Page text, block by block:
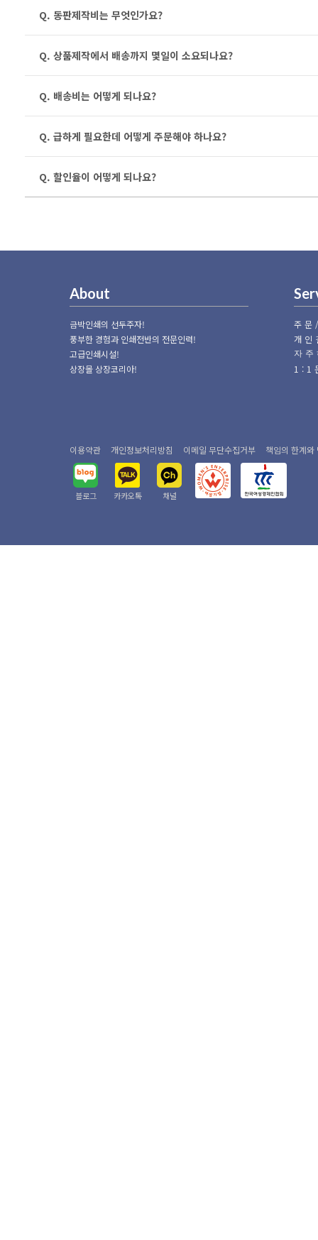
Q. 동판제작비는 무엇인가요?
Q. 상품제작에서 배송까지 몇일이 소요되나요?
Q. 배송비는 어떻게 되나요?
Q. 급하게 필요한데 어떻게 주문해야 하나요?
Q. 할인율이 어떻게 되나요?
About
금박인쇄의 선두주자!
풍부한 경험과 인쇄전반의 전문인력!
고급인쇄시설!
상장몰 상장코리아!
주
개인
자
1:1
이용약관 개인정보처리방침 이메일 무단수집거부 책임의 한계와
블로그 카카오톡 채널